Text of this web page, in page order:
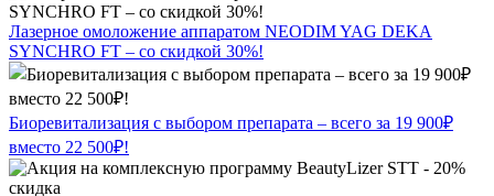
Лазерное омоложение аппаратом NEODIM YAG DEKA
SYNCHRO FT – со скидкой 30%!
Биоревитализация с выбором препарата – всего за 19 900₽
вместо 22 500₽!